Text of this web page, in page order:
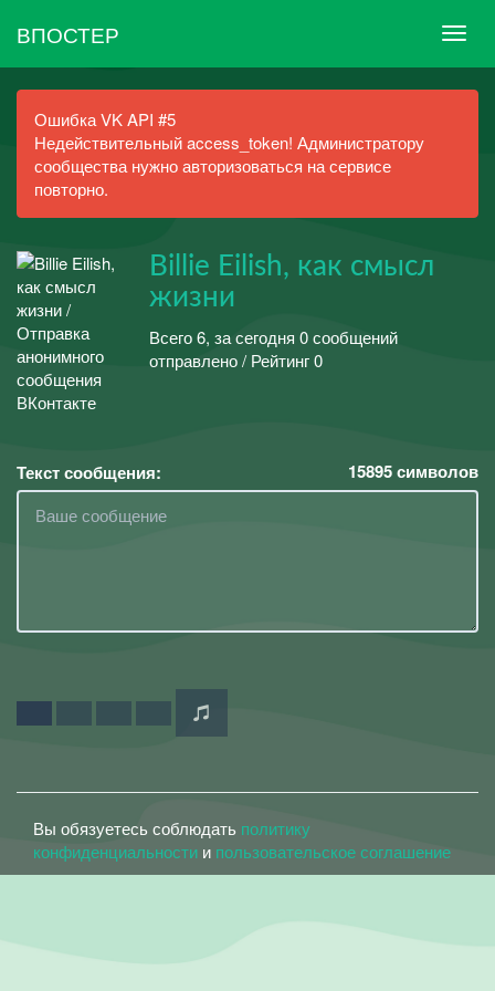
ВПОСТЕР
Ошибка VK API #5
Недействительный access_token! Администратору
сообщества нужно авторизоваться на сервисе
повторно.
Billie Eilish, как смысл
жизни
Всего 6, за сегодня 0 сообщений
отправлено / Рейтинг 0
Текст сообщения: 15895символов
Вы обязуетесь соблюдать политику
конфиденциальности и пользовательское соглашение